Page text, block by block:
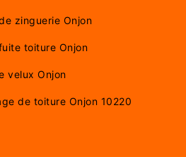
zinguerie Onjon
toiture Onjon
velux Onjon
de toiture Onjon 10220